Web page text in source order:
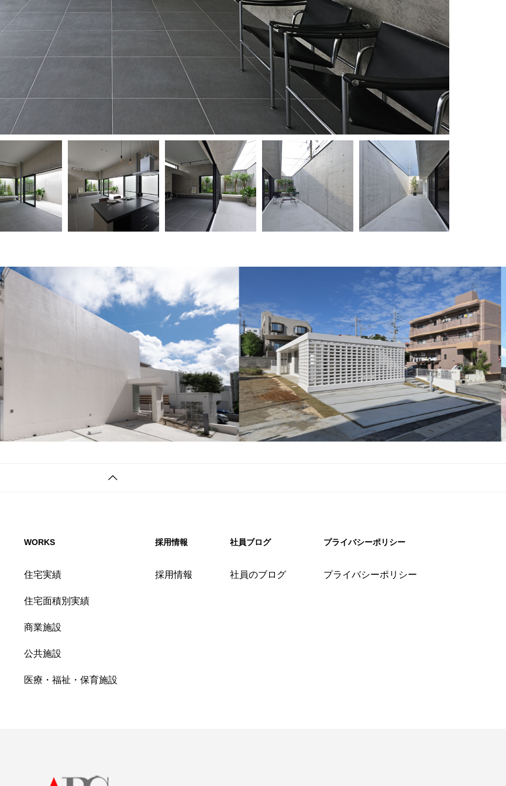
WORKS
住宅実績
住宅面積別実績
商業施設
公共施設
医療・福祉・保育施設
採用情報
採用情報
社員ブログ
社員のブログ
プライバシーポリシー
プライバシーポリシー